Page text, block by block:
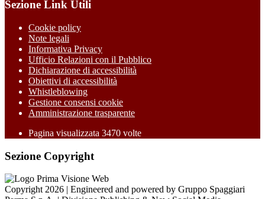
Sezione Link Utili
Cookie policy
Note legali
Informativa Privacy
Ufficio Relazioni con il Pubblico
Dichiarazione di accessibilità
Obiettivi di accessibilità
Whistleblowing
Gestione consensi cookie
Amministrazione trasparente
Pagina visualizzata 3470 volte
Sezione Copyright
Copyright 2026 | Engineered and powered by Gruppo Spaggiari